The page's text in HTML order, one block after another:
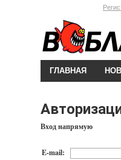
ГЛАВНАЯ
Вход напрямую
E-mail: